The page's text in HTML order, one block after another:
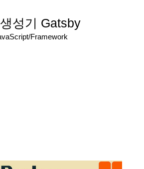
성기 Gatsby
Framework